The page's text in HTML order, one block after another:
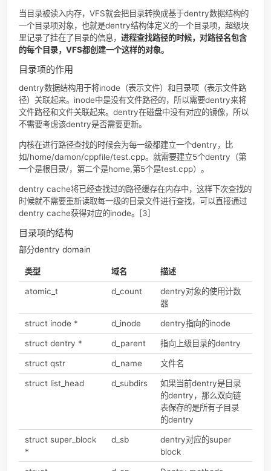
struct
inode_operations
*
i_op
inode operations,inode
操作函数
部分inode operations（存储在i_op中）
函数 功能
create(dir,
dentry, mode,
nameidata)
创建一个inode
lookup(dir,
nameidata)
在一个目录文件中查找和dentry包含的
link(old_dentry,
dir,
new_dentry)
创建一个指向new_dentry的硬链接，保
symlink(dir,
dentry,
创建一个新的inode，该inode是一个软
接文件，指向参数dentry
mkdir(dir,
dentry, mode)
为dentry创建一个目录文件的inode
目录项(Dentry)
参见Inode中的图。如/home/usr/local/fk.c，所谓目录，就
径中的home（家目录）等路径组成项，而Linux将目录也视为
件，而不是文件夹的概念，所以称之为目录条目，或者目录项
dentry。
dentry结构的主要用途就是建立文件名和相关的inode之间的